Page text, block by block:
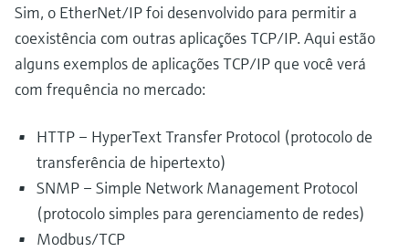
Sim, o EtherNet/IP foi desenvolvido para permitir a
coexistência com outras aplicações TCP/IP. Aqui estão
alguns exemplos de aplicações TCP/IP que você verá
com frequência no mercado:
HTTP – HyperText Transfer Protocol (protocolo de
transferência de hipertexto)
SNMP – Simple Network Management Protocol
(protocolo simples para gerenciamento de redes)
Modbus/TCP